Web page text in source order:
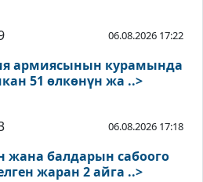
06.08.2026 17:22
армиясынын курамында
51 өлкөнүн жа ..>
06.08.2026 17:18
жана балдарын сабоого
жаран 2 айга ..>